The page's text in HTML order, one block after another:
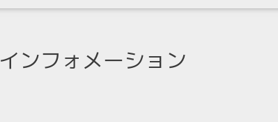
インフォメーション